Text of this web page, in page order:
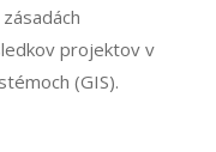
projektov v
(GIS).